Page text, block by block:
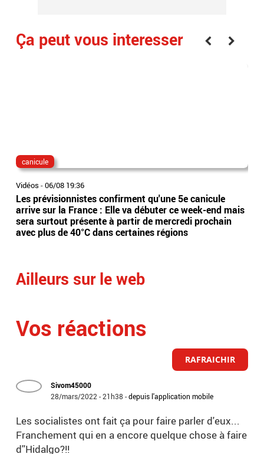
Ça peut vous interesser
canicule
Vidéos -06/08 19:36
Les prévisionnistes confirment qu'une 5e canicule
arrive sur la France : Elle va débuter ce week-end mais
sera surtout présente à partir de mercredi prochain
avec plus de 40°C dans certaines régions
Ailleurs sur le web
Vos réactions
RAFRAICHIR
Sivom45000
28/mars/2022 - 21h38 -depuis l'application mobile
Les socialistes ont fait ça pour faire parler d'eux...
Franchement qui en a encore quelque chose à faire
d''Hidalgo?!!